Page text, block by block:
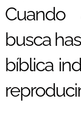
busca
bíblica